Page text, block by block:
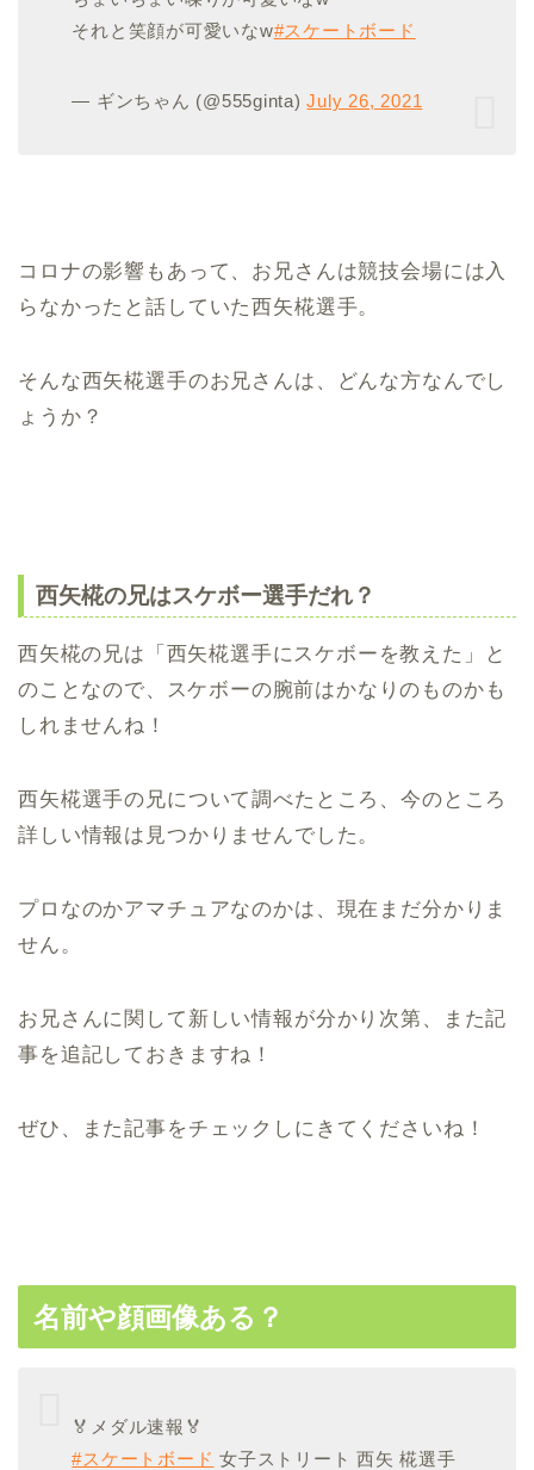
それと笑顔が可愛いなw#スケートボード
— ギンちゃん (@555ginta)July 26, 2021
コロナの影響もあって、お兄さんは競技会場には入
らなかったと話していた西矢椛選手。
そんな西矢椛選手のお兄さんは、どんな方なんでし
ょうか？
西矢椛の兄はスケボー選手だれ？
西矢椛の兄は「西矢椛選手にスケボーを教えた」と
のことなので、スケボーの腕前はかなりのものかも
しれませんね！
西矢椛選手の兄について調べたところ、今のところ
詳しい情報は見つかりませんでした。
プロなのかアマチュアなのかは、現在まだ分かりま
せん。
お兄さんに関して新しい情報が分かり次第、また記
事を追記しておきますね！
ぜひ、また記事をチェックしにきてくださいね！
名前や顔画像ある？
🏅メダル速報🏅
#スケートボード 女子ストリート 西矢 椛選手